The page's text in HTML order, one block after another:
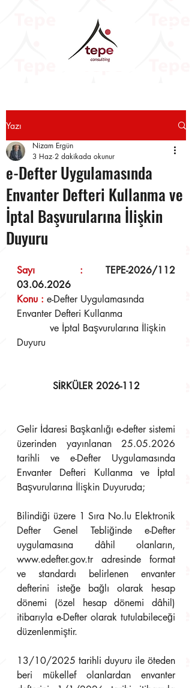
Yazı
e-Defter Uygulamasında
Envanter Defteri Kullanma ve
İptal Başvurularına İlişkin
Duyuru
Nizam Ergün
3 Haz 2 dakikada okunur
Sayı  :
03.06.2026
Konu : e-Defter Uygulamasında
Envanter Defteri Kullanma
Duyuru
SİRKÜLER 2026-112
Gelir İdaresi Başkanlığı e-defter sistemi
üzerinden yayınlanan 25.05.2026
tarihli ve e-Defter Uygulamasında
Envanter Defteri Kullanma ve İptal
Başvurularına İlişkin Duyuruda;
Bilindiği üzere 1 Sıra No.lu Elektronik
Defter Genel Tebliğinde e-Defter
uygulamasına dâhil olanların,
www.edefter.gov.tr adresinde format
ve standardı belirlenen envanter
defterini isteğe bağlı olarak hesap
dönemi (özel hesap dönemi dâhil)
itibarıyla e-Defter olarak tutulabileceği
düzenlenmiştir.
13/10/2025 tarihli duyuru ile öteden
beri mükellef olanlardan envanter